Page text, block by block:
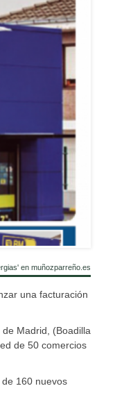
en muñozparreño.es
una facturación
Madrid, (Boadilla
de 50 comercios
160 nuevos